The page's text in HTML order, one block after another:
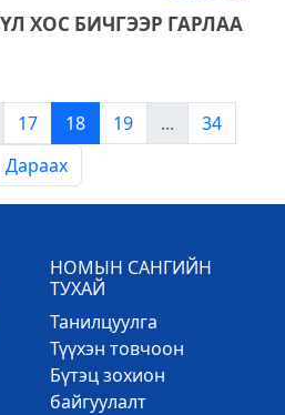
ХОС БИЧГЭЭР ГАРЛАА
17 18 19 ...
34
Дараах
НОМЫН САНГИЙН
ТУХАЙ
Танилцуулга
Түүхэн товчоон
Бүтэц зохион
байгуулалт